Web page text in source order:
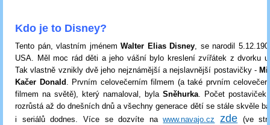
Kdo je to Disney?
Tento pán, vlastním jménem Walter Elias Disney, se narodil
USA. Měl moc rád děti a jeho vášní bylo kreslení zvířátek z dvorku
Tak vlastně vznikly dvě jeho nejznámější a nejslavnější postavičky -
Kačer Donald . Prvním celovečerním filmem (a také prvním
filmem na světě), který namaloval, byla Sněhurka. Počet
rozrůstá až do dnešních dnů a všechny generace dětí se stále skvěle
i seriálů dodnes. Více se dozvíte nawww.navajo.cz zde (ve